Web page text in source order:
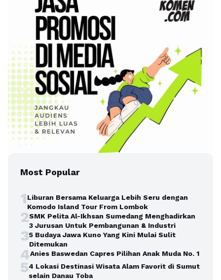
Most Popular
1Liburan Bersama Keluarga Lebih Seru dengan
Komodo Island Tour From Lombok
2SMK Pelita Al-Ikhsan Sumedang Menghadirkan
3 Jurusan Untuk Pembangunan & Industri
35 Budaya Jawa Kuno Yang Kini Mulai Sulit
Ditemukan
4Anies Baswedan Capres Pilihan Anak Muda No. 1
54 Lokasi Destinasi Wisata Alam Favorit di Sumut
selain Danau Toba